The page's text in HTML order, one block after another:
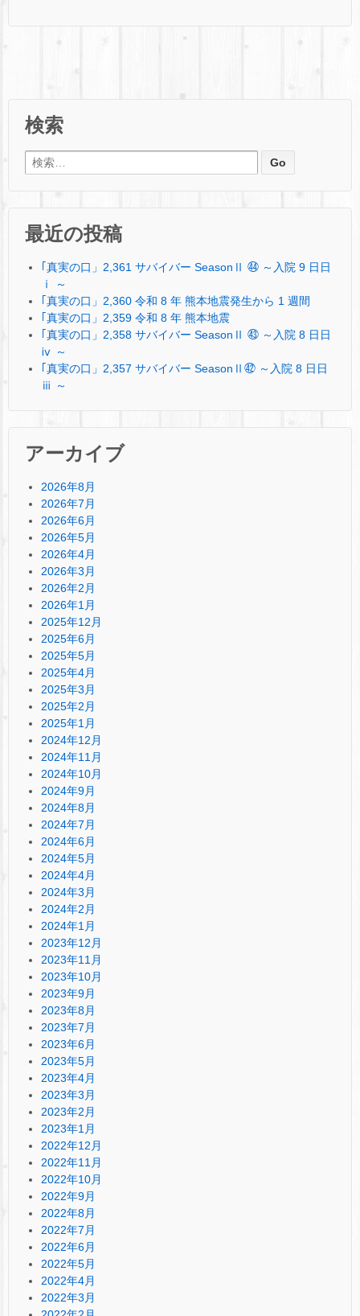
検索
検索:
最近の投稿
｢真実の口」2,361 サバイバー SeasonⅡ ㊹ ～入院 9 日日
ⅰ ～
｢真実の口」2,360 令和 8 年 熊本地震発生から 1 週間
｢真実の口」2,359 令和 8 年 熊本地震
｢真実の口」2,358 サバイバー SeasonⅡ ㊸ ～入院 8 日日
ⅳ ～
｢真実の口」2,357 サバイバー SeasonⅡ㊷ ～入院 8 日日
ⅲ ～
アーカイブ
2026年8月
2026年7月
2026年6月
2026年5月
2026年4月
2026年3月
2026年2月
2026年1月
2025年12月
2025年6月
2025年5月
2025年4月
2025年3月
2025年2月
2025年1月
2024年12月
2024年11月
2024年10月
2024年9月
2024年8月
2024年7月
2024年6月
2024年5月
2024年4月
2024年3月
2024年2月
2024年1月
2023年12月
2023年11月
2023年10月
2023年9月
2023年8月
2023年7月
2023年6月
2023年5月
2023年4月
2023年3月
2023年2月
2023年1月
2022年12月
2022年11月
2022年10月
2022年9月
2022年8月
2022年7月
2022年6月
2022年5月
2022年4月
2022年3月